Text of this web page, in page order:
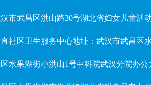
市武昌区洪山路30号湖北省妇女儿童
社区卫生服务中心地址：武汉市武昌区
水果湖街小洪山1号中科院武汉分院办公